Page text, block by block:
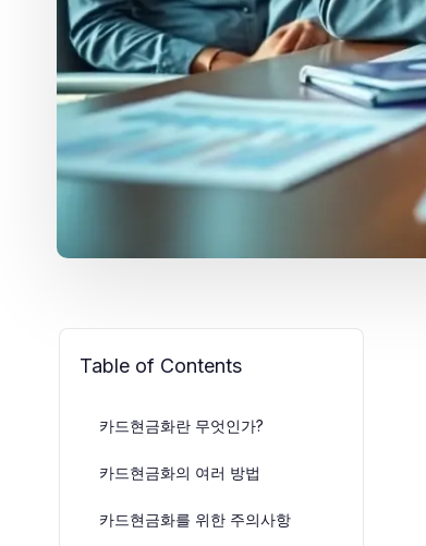
Table of Contents
카드현금화란 무엇인가?
카드현금화의 여러 방법
카드현금화를 위한 주의사항